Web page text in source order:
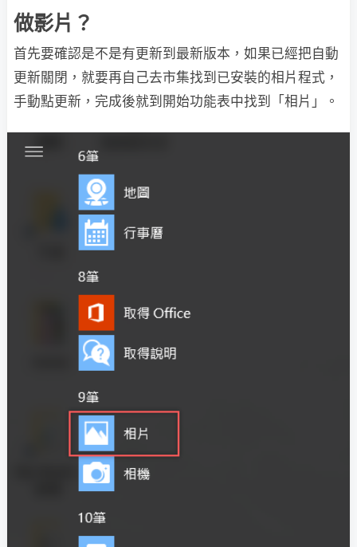
做影片？
首先要確認是不是有更新到最新版本，如果已經把自動
更新關閉，就要再自己去市集找到已安裝的相片程式，
手動點更新，完成後就到開始功能表中找到「相片」。